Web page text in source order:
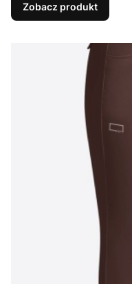
Zobacz produkt